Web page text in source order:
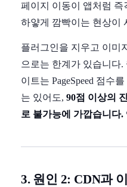
페이지 이동이 앱처럼 즉
하얗게 깜빡이는 현상이
플러그인을 지우고 이미
으로는 한계가 있습니다.
이트는 PageSpeed 점수
는 있어도, 90점 이상의
로 불가능에 가깝습니다.
3. 원인 2: CDN과